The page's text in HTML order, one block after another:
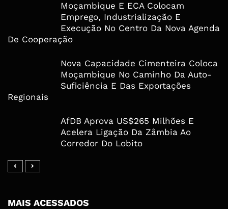
Moçambique E ECA Colocam
Emprego, Industrialização E
Execução No Centro Da Nova Agenda
De Cooperação
Nova Capacidade Cimenteira Coloca
Moçambique No Caminho Da Auto-
Suficiência E Das Exportações
Regionais
AfDB Aprova US$265 Milhões E
Acelera Ligação Da Zâmbia Ao
Corredor Do Lobito
MAIS ACESSADOS